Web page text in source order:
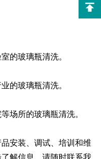
的玻璃瓶清洗。
的玻璃瓶清洗。
场所的玻璃瓶清洗。
安装、调试、培训和维
解信息，请随时联系我